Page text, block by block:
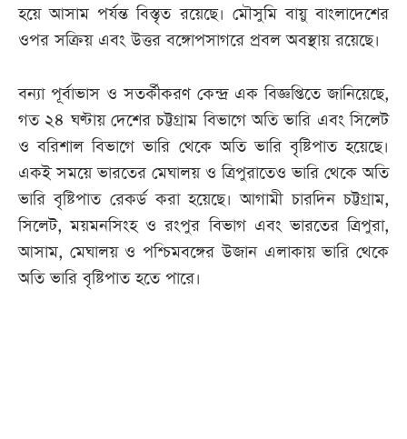
হয়ে আসাম পর্যন্ত বিস্তৃত রয়েছে। মৌসুমি বায়ু বাংলাদেশের
ওপর সক্রিয় এবং উত্তর বঙ্গোপসাগরে প্রবল অবস্থায় রয়েছে।
বন্যা পূর্বাভাস ও সতর্কীকরণ কেন্দ্র এক বিজ্ঞপ্তিতে জানিয়েছে,
গত ২৪ ঘণ্টায় দেশের চট্টগ্রাম বিভাগে অতি ভারি এবং সিলেট
ও বরিশাল বিভাগে ভারি থেকে অতি ভারি বৃষ্টিপাত হয়েছে।
একই সময়ে ভারতের মেঘালয় ও ত্রিপুরাতেও ভারি থেকে অতি
ভারি বৃষ্টিপাত রেকর্ড করা হয়েছে। আগামী চারদিন চট্টগ্রাম,
সিলেট, ময়মনসিংহ ও রংপুর বিভাগ এবং ভারতের ত্রিপুরা,
আসাম, মেঘালয় ও পশ্চিমবঙ্গের উজান এলাকায় ভারি থেকে
অতি ভারি বৃষ্টিপাত হতে পারে।